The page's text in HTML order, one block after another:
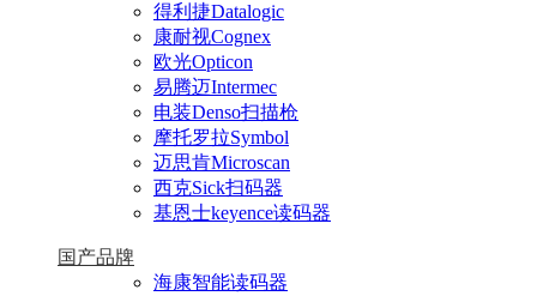
得利捷Datalogic
康耐视Cognex
欧光Opticon
易腾迈Intermec
电装Denso扫描枪
摩托罗拉Symbol
迈思肯Microscan
西克Sick扫码器
基恩士keyence读码器
国产品牌
海康智能读码器